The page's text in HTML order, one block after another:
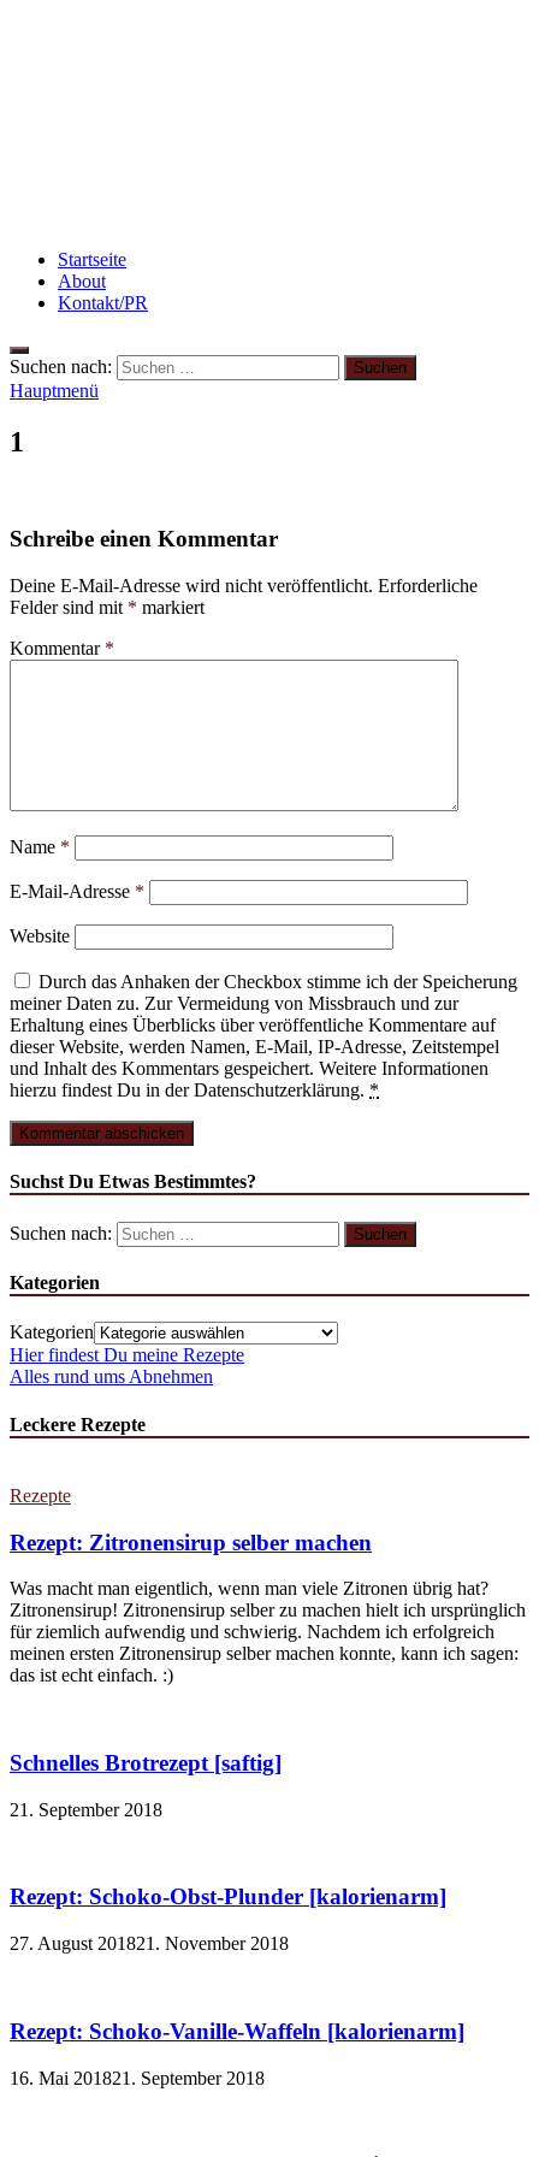
Startseite
About
Kontakt/PR
Suchen nach:
Hauptmenü
1
Schreibe einen Kommentar
Deine E-Mail-Adresse wird nicht veröffentlicht. Erforderliche
Felder sind mit * markiert
Kommentar *
Name *
E-Mail-Adresse *
Website
Durch das Anhaken der Checkbox stimme ich der Speicherung
meiner Daten zu. Zur Vermeidung von Missbrauch und zur
Erhaltung eines Überblicks über veröffentliche Kommentare auf
dieser Website, werden Namen, E-Mail, IP-Adresse, Zeitstempel
und Inhalt des Kommentars gespeichert. Weitere Informationen
hierzu findest Du in der Datenschutzerklärung. *
Suchst Du Etwas Bestimmtes?
Suchen nach:
Kategorien
Kategorien
Hier findest Du meine Rezepte
Alles rund ums Abnehmen
Leckere Rezepte
Rezepte
Rezept: Zitronensirup selber machen
Was macht man eigentlich, wenn man viele Zitronen übrig hat?
Zitronensirup! Zitronensirup selber zu machen hielt ich ursprünglich
für ziemlich aufwendig und schwierig. Nachdem ich erfolgreich
meinen ersten Zitronensirup selber machen konnte, kann ich sagen:
das ist echt einfach. :)
Schnelles Brotrezept [saftig]
21. September 2018
Rezept: Schoko-Obst-Plunder [kalorienarm]
27. August 201821. November 2018
Rezept: Schoko-Vanille-Waffeln [kalorienarm]
16. Mai 201821. September 2018